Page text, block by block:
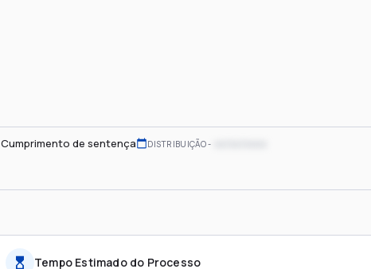
Cumprimento de sentença DISTRIBUIÇÃO
Tempo Estimado do Processo